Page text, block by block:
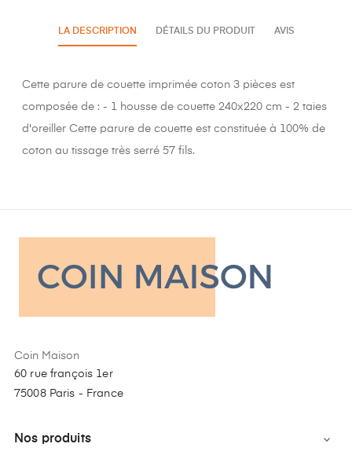
LA DESCRIPTION DÉTAILS DU PRODUIT AVIS
Cette parure de couette imprimée coton 3 pièces est
composée de : - 1 housse de couette 240x220 cm - 2 taies
d'oreiller Cette parure de couette est constituée à 100% de
coton au tissage très serré 57 fils.
Coin Maison
60 rue françois 1er
75008 Paris - France
Nos produits 